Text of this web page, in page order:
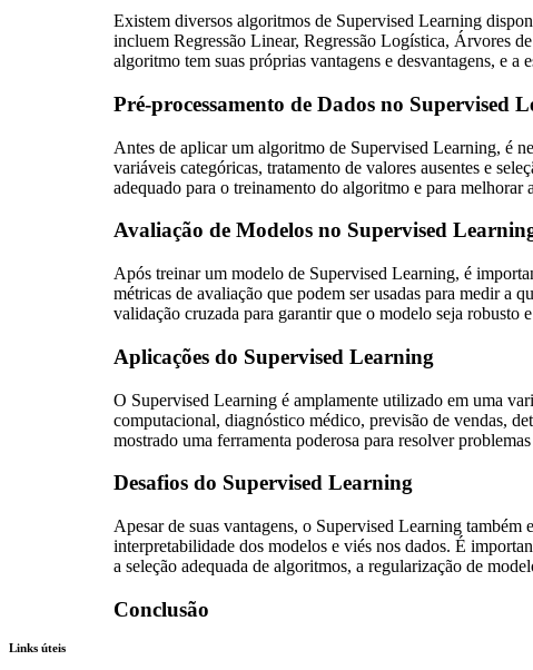
Existem diversos algoritmos de Supervised Learning
incluem Regressão Linear, Regressão Logística, Árvores
algoritmo tem suas próprias vantagens e desvantagens, e
Pré-processamento de Dados no Supervised
Antes de aplicar um algoritmo de Supervised Learning, é
variáveis categóricas, tratamento de valores ausentes e
adequado para o treinamento do algoritmo e para melhorar
Avaliação de Modelos no Supervised
Após treinar um modelo de Supervised Learning, é
métricas de avaliação que podem ser usadas para medir a
validação cruzada para garantir que o modelo seja robusto
Aplicações do Supervised Learning
O Supervised Learning é amplamente utilizado em uma
computacional, diagnóstico médico, previsão de vendas,
mostrado uma ferramenta poderosa para resolver
Desafios do Supervised Learning
Apesar de suas vantagens, o Supervised Learning
interpretabilidade dos modelos e viés nos dados. É
a seleção adequada de algoritmos, a regularização de
Conclusão
Links úteis